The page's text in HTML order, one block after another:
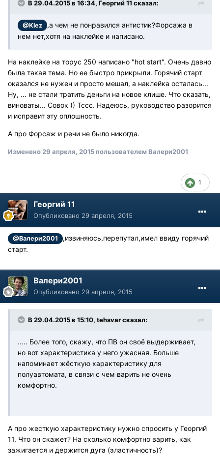
В 29.04.2015 в 16:34, Георгий 11 сказал:
@Klez
,а чем не понравился антистик?Форсажа в
нем нет,хотя на наклейке и написано.
На наклейке на торус 250 написано "hot start". Очень давно
была такая тема. Но ее быстро прикрыли. Горячий старт
оказался не нужен и просто мешал, а наклейка осталась...
Ну, ... не стали тратить деньги на новое клише. Что сказать,
виноваты... Совок )) Тссс. Надеюсь, руководство разорится
и исправит эту оплошность.
А про Форсаж и речи не было никогда.
Изменено 29 апреля, 2015пользователем Валери2001
1
Георгий 11
Опубликовано 29 апреля, 2015
@Валери2001
,извиняюсь,перепутал,имел ввиду горячий
старт.
Валери2001
Опубликовано 29 апреля, 2015
В 29.04.2015 в 15:10, tehsvar сказал:
..... Более того, скажу, что ПВ он своё выдерживает,
но вот характеристика у него ужасная. Больше
напоминает жёсткую характеристику для
полуавтомата, в связи с чем варить не очень
комфортно.
А про жесткую характеристику нужно спросить у Георгий
11. Что он скажет? На сколько комфортно варить, как
зажигается и держится дуга (эластичность)?